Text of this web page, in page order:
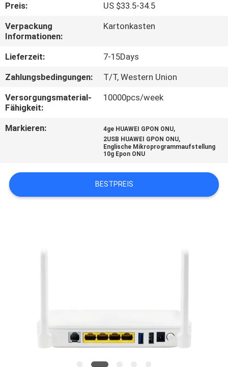
TRETEN
SIE
MIT
UNS
VERBINDUNG
EIN
ZITAT
PRIVACY
Preis:
US $33.5-34.5
Verpackung
Informationen:
Kartonkasten
Lieferzeit:
7-15Days
Zahlungsbedingungen:
T/T, Western Union
Versorgungsmaterial-
Fähigkeit:
10000pcs/week
Markieren: 4ge HUAWEI GPON ONU,
2USB HUAWEI GPON ONU,
Englische Mikroprogrammaufstellung
10g Epon ONU
BESTPREIS